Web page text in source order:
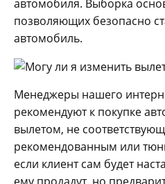
автомобиля. Выборка
позволяющих безопасно
автомобиль.
Менеджеры нашего
рекомендуют к покупке
вылетом, не
рекомендованным или
если клиент сам будет